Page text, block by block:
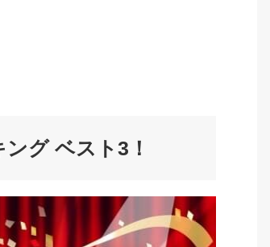
グ ベスト3！